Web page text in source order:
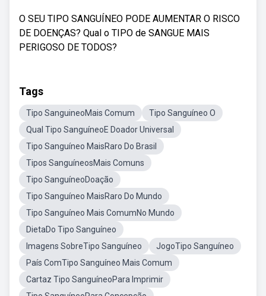
O SEU TIPO SANGUÍNEO PODE AUMENTAR O RISCO
DE DOENÇAS? Qual o TIPO de SANGUE MAIS
PERIGOSO DE TODOS?
Tags
Tipo SanguineoMais Comum
Tipo Sanguíneo O
Qual Tipo SanguíneoE Doador Universal
Tipo Sanguíneo MaisRaro Do Brasil
Tipos SanguíneosMais Comuns
Tipo SanguíneoDoação
Tipo Sanguíneo MaisRaro Do Mundo
Tipo Sanguíneo Mais ComumNo Mundo
DietaDo Tipo Sanguíneo
Imagens SobreTipo Sanguíneo
JogoTipo Sanguíneo
País ComTipo Sanguíneo Mais Comum
Cartaz Tipo SanguíneoPara Imprimir